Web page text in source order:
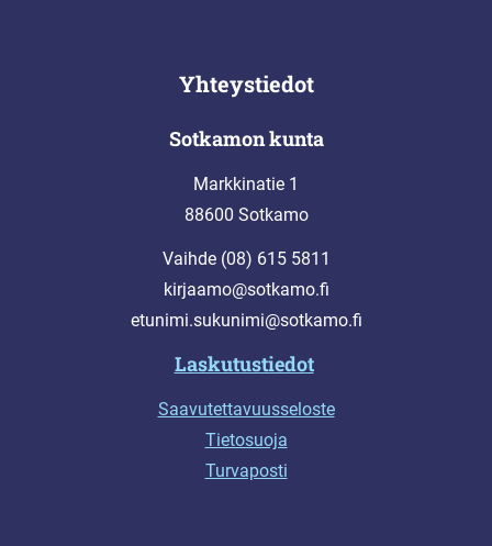
Yhteystiedot
Sotkamon kunta
Markkinatie 1
88600 Sotkamo
Vaihde (08) 615 5811
kirjaamo@sotkamo.fi
etunimi.sukunimi@sotkamo.fi
Laskutustiedot
Saavutettavuusseloste
Tietosuoja
Turvaposti